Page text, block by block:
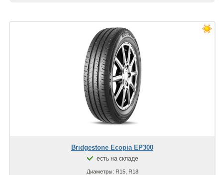
Bridgestone Ecopia EP300
есть на складе
Диаметры: R15, R18